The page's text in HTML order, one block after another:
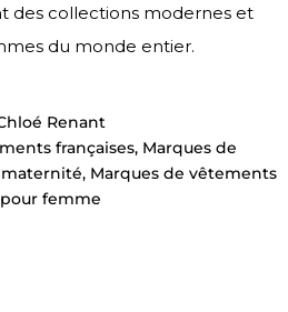
des collections modernes et
du monde entier.
Renant
françaises, Marques de
, Marques de vêtements
pour femme